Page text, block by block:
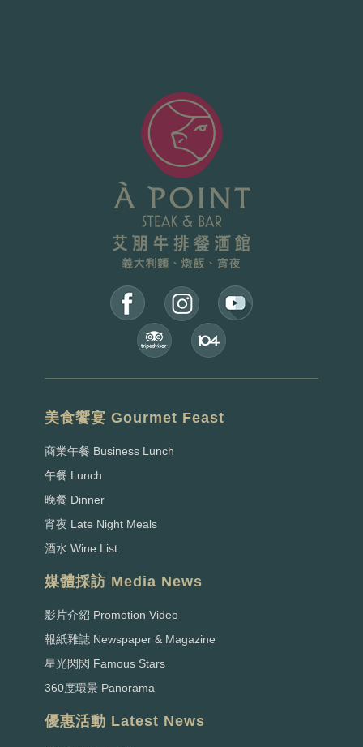
美食饗宴 Gourmet Feast
商業午餐 Business Lunch
午餐 Lunch
晚餐 Dinner
宵夜 Late Night Meals
酒水 Wine List
媒體採訪 Media News
影片介紹 Promotion Video
報紙雜誌 Newspaper & Magazine
星光閃閃 Famous Stars
360度環景 Panorama
優惠活動 Latest News